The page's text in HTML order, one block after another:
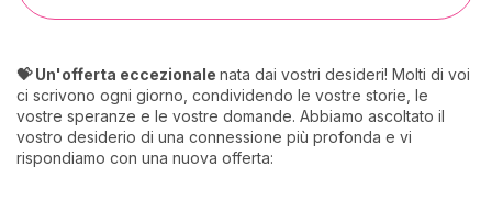
💝 Un'offerta eccezionale nata dai vostri desideri! Molti di voi
ci scrivono ogni giorno, condividendo le vostre storie, le
vostre speranze e le vostre domande. Abbiamo ascoltato il
vostro desiderio di una connessione più profonda e vi
rispondiamo con una nuova offerta: